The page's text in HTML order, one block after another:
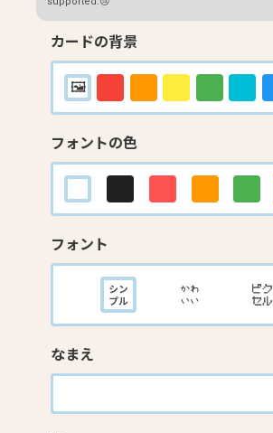
カードの背景
フォントの色
フォント
なまえ